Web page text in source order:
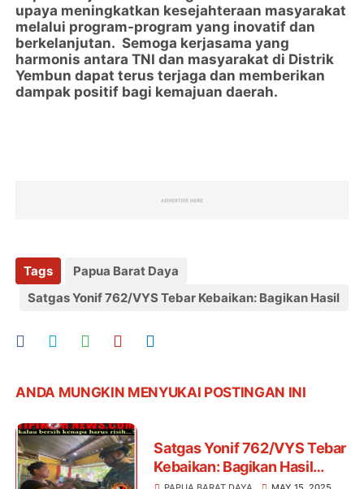
upaya meningkatkan kesejahteraan masyarakat
melalui program-program yang inovatif dan
berkelanjutan. Semoga kerjasama yang
harmonis antara TNI dan masyarakat di Distrik
Yembun dapat terus terjaga dan memberikan
dampak positif bagi kemajuan daerah.
Tags
Papua Barat Daya
Satgas Yonif 762/VYS Tebar Kebaikan: Bagikan Hasil
ANDA MUNGKIN MENYUKAI POSTINGAN INI
Satgas Yonif 762/VYS Tebar
Kebaikan: Bagikan Hasil